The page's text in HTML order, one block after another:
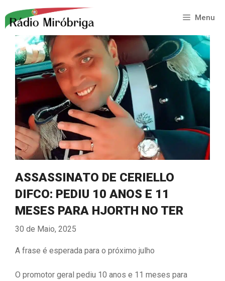
para
conteúdo
Menu
ASSASSINATO DE CERIELLO
DIFCO: PEDIU 10 ANOS E 11
MESES PARA HJORTH NO TER
30 de Maio, 2025
A frase é esperada para o próximo julho
O promotor geral pediu 10 anos e 11 meses para